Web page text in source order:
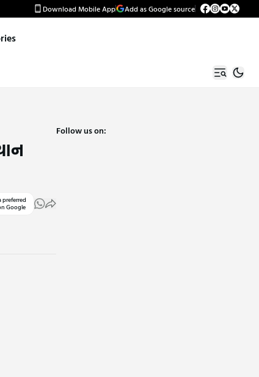
Download Mobile App Add as Google source
preferred
Google
Follow us on: